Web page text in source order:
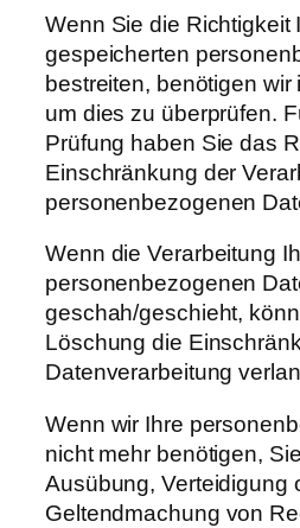
Wenn Sie die Richtigkeit
gespeicherten
bestreiten, benötigen wir
um dies zu überprüfen.
Prüfung haben Sie das
Einschränkung der
personenbezogenen
Wenn die Verarbeitung
personenbezogenen
geschah/geschieht,
Löschung die
Datenverarbeitung
Wenn wir Ihre
nicht mehr benötigen,
Ausübung, Verteidigung
Geltendmachung von